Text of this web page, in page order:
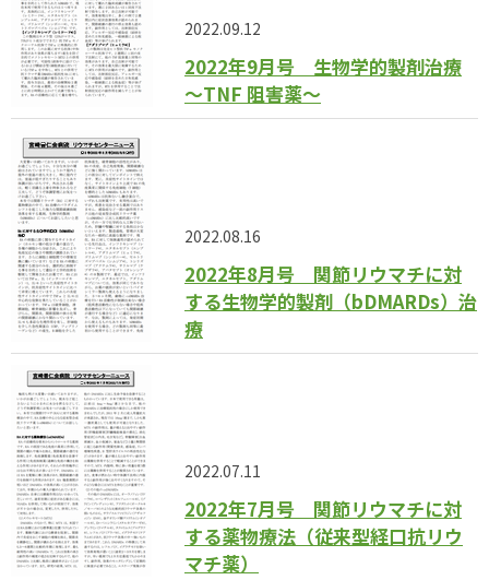
2022.09.12
2022年9月号 生物学的製剤治療
〜TNF 阻害薬〜
2022.08.16
2022年8月号 関節リウマチに対
する生物学的製剤（bDMARDs）治
療
2022.07.11
2022年7月号 関節リウマチに対
する薬物療法（従来型経口抗リウ
マチ薬）